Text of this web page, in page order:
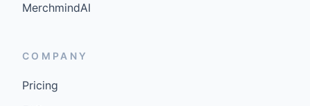
MerchmindAI
COMPANY
Pricing